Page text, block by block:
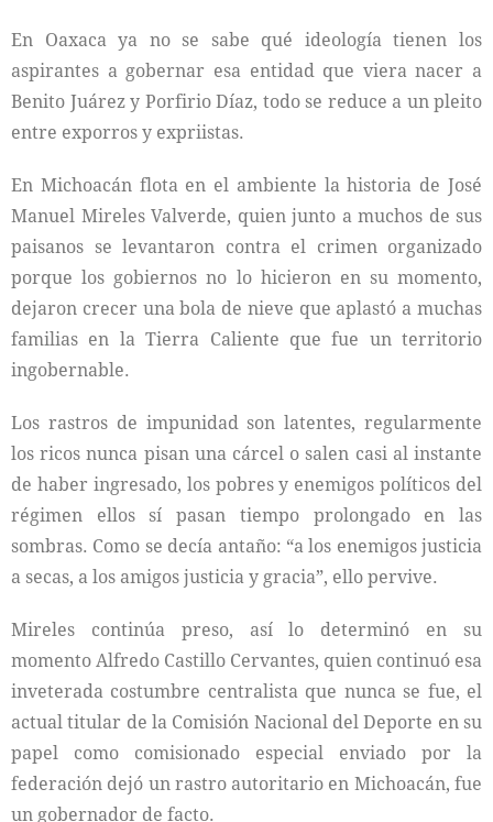
En Oaxaca ya no se sabe qué ideología tienen los
aspirantes a gobernar esa entidad que viera nacer a
Benito Juárez y Porfirio Díaz, todo se reduce a un pleito
entre exporros y expriistas.
En Michoacán flota en el ambiente la historia de José
Manuel Mireles Valverde, quien junto a muchos de sus
paisanos se levantaron contra el crimen organizado
porque los gobiernos no lo hicieron en su momento,
dejaron crecer una bola de nieve que aplastó a muchas
familias en la Tierra Caliente que fue un territorio
ingobernable.
Los rastros de impunidad son latentes, regularmente
los ricos nunca pisan una cárcel o salen casi al instante
de haber ingresado, los pobres y enemigos políticos del
régimen ellos sí pasan tiempo prolongado en las
sombras. Como se decía antaño: “a los enemigos justicia
a secas, a los amigos justicia y gracia”, ello pervive.
Mireles continúa preso, así lo determinó en su
momento Alfredo Castillo Cervantes, quien continuó esa
inveterada costumbre centralista que nunca se fue, el
actual titular de la Comisión Nacional del Deporte en su
papel como comisionado especial enviado por la
federación dejó un rastro autoritario en Michoacán, fue
un gobernador de facto.